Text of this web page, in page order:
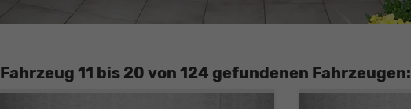
Fahrzeug 11 bis 20 von 124 gefundenen Fahrzeugen: